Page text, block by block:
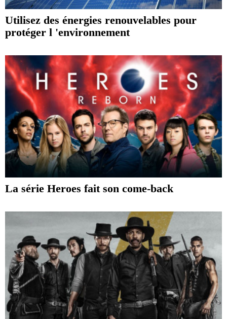
Utilisez des énergies renouvelables pour
protéger l 'environnement
La série Heroes fait son come-back